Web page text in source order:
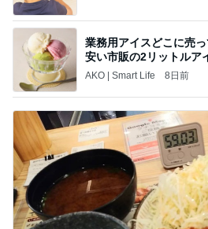
業務用アイスどこに売
安い市販の2リットルア
トレ
AKO | Smart Life 8日前